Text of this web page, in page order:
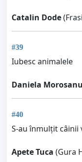
Catalin Dode
#39
Iubesc animalele
Daniela
#40
S-au înmulțit
Apete Tuca (Gura